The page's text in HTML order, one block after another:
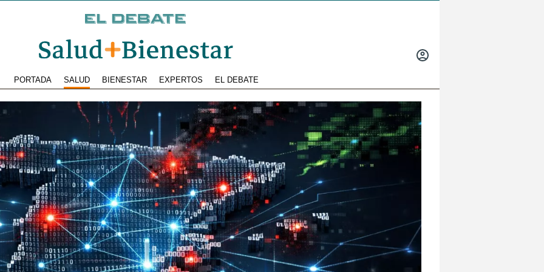
PORTADA SALUD BIENESTAR EXPERTOS EL DEBATE